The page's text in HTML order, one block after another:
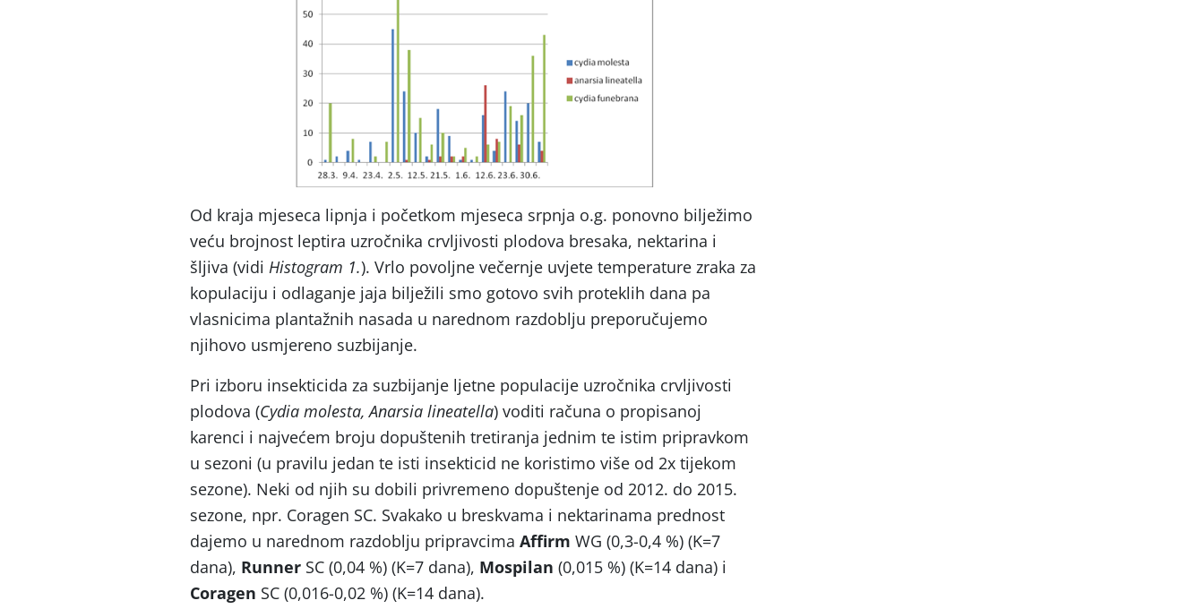
Od kraja mjeseca lipnja i početkom mjeseca srpnja o.g. ponovno bilježimo
veću brojnost leptira uzročnika crvljivosti plodova bresaka, nektarina i
šljiva (vidi Histogram 1.). Vrlo povoljne večernje uvjete temperature zraka za
kopulaciju i odlaganje jaja bilježili smo gotovo svih proteklih dana pa
vlasnicima plantažnih nasada u narednom razdoblju preporučujemo
njihovo usmjereno suzbijanje.
Pri izboru insekticida za suzbijanje ljetne populacije uzročnika crvljivosti
plodova (Cydia molesta, Anarsia lineatella) voditi računa o propisanoj
karenci i najvećem broju dopuštenih tretiranja jednim te istim pripravkom
u sezoni (u pravilu jedan te isti insekticid ne koristimo više od 2x tijekom
sezone). Neki od njih su dobili privremeno dopuštenje od 2012. do 2015.
sezone, npr. Coragen SC. Svakako u breskvama i nektarinama prednost
dajemo u narednom razdoblju pripravcima Affirm WG (0,3-0,4 %) (K=7
dana), Runner SC (0,04 %) (K=7 dana), Mospilan (0,015 %) (K=14 dana) i
Coragen SC (0,016-0,02 %) (K=14 dana).